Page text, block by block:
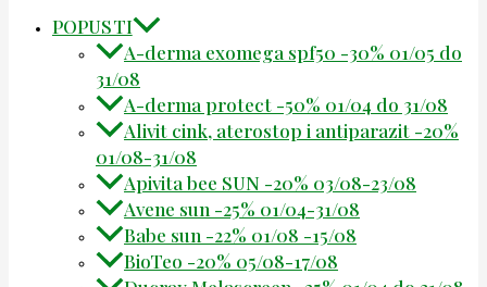
POPUSTI
A-derma exomega spf50 -30% 01/05 do
31/08
A-derma protect -50% 01/04 do 31/08
Alivit cink, aterostop i antiparazit -20%
01/08-31/08
Apivita bee SUN -20% 03/08-23/08
Avene sun -25% 01/04-31/08
Babe sun -22% 01/08 -15/08
BioTeo -20% 05/08-17/08